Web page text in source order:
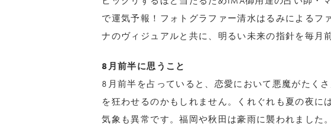
で運気予報！フォトグラファー清水はるみによるフ
ナのヴィジュアルと共に、明るい未来の指針を毎月
8月前半に思うこと
8月前半を占っていると、恋愛において悪魔がたく
を狂わせるのかもしれません。くれぐれも夏の夜に
気象も異常です。福岡や秋田は豪雨に襲われました